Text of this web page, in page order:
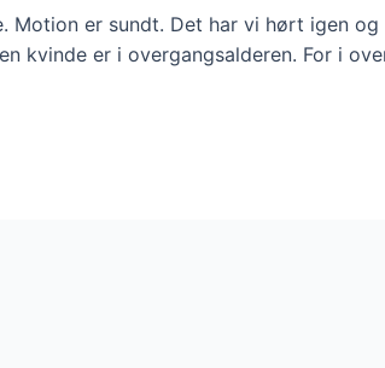
er sundt. Det har vi hørt igen og
kvinde er i overgangsalderen. For i